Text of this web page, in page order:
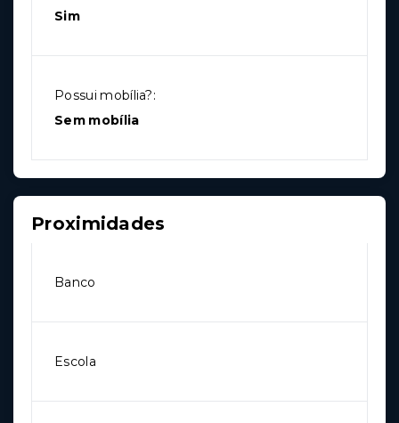
Sim
Possui mobília?:
Sem mobília
Proximidades
Banco
Escola